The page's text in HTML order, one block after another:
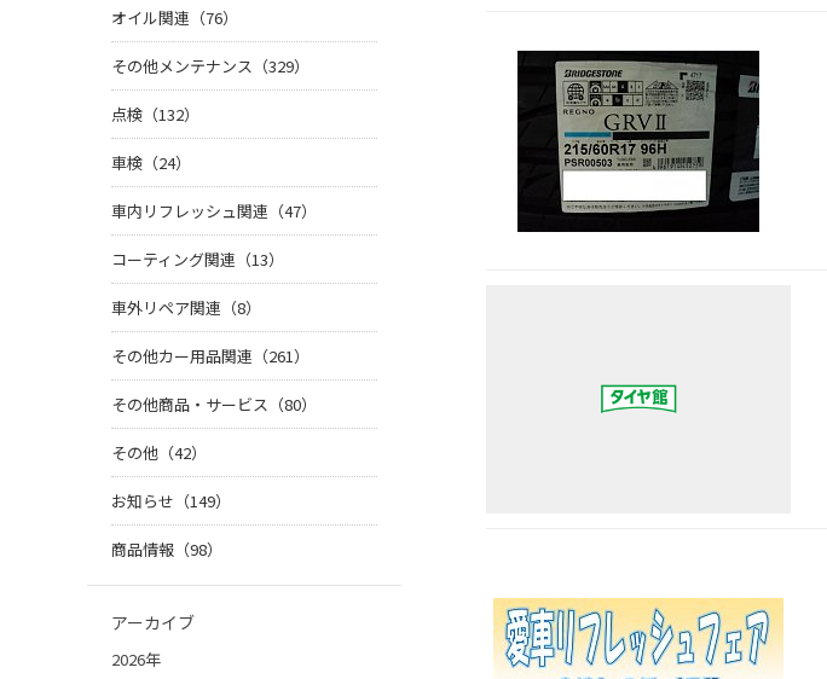
オイル関連（76）
その他メンテナンス（329）
点検（132）
車検（24）
車内リフレッシュ関連（47）
コーティング関連（13）
車外リペア関連（8）
その他カー用品関連（261）
その他商品・サービス（80）
その他（42）
お知らせ（149）
商品情報（98）
アーカイブ
2026年